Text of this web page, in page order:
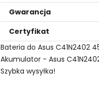
Gwarancja
Certyfikat
Bateria do Asus C41N2402
Akumulator - Asus
Szybka wysyłka!